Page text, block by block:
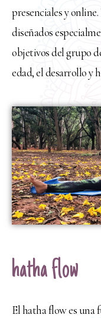
presenciales y
diseñados
objetivos del grupo
edad, el desarrollo y
hatha flow
El hatha flow es una